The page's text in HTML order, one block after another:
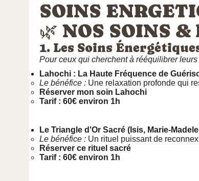
SOINS
🌿 NOS SOINS
1. Les Soins
Pour ceux qui cherchent à rééquilibrer
Lahochi : La Haute Fréquence de
Le bénéfice : Une relaxation profonde qui
Réserver mon soin Lahochi
Tarif : 60€ environ 1h
Le Triangle d'Or Sacré (Isis, Marie-
Le bénéfice : Un rituel puissant de
Réserver ce rituel sacré
Tarif : 60€ environ 1h